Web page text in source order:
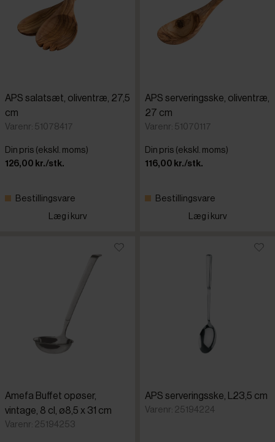
APS salatsæt, oliventræ, 27,5
cm
Varenr: 51078417
Din pris (ekskl. moms)
126,00 kr./stk.
Bestillingsvare
Læg i kurv
APS serveringsske, oliventræ,
27 cm
Varenr: 51070117
Din pris (ekskl. moms)
116,00 kr./stk.
Bestillingsvare
Læg i kurv
Amefa Buffet opøser,
vintage, 8 cl, ø8,5 x 31 cm
Varenr: 25194253
APS serveringsske, L23,5 cm
Varenr: 25194224